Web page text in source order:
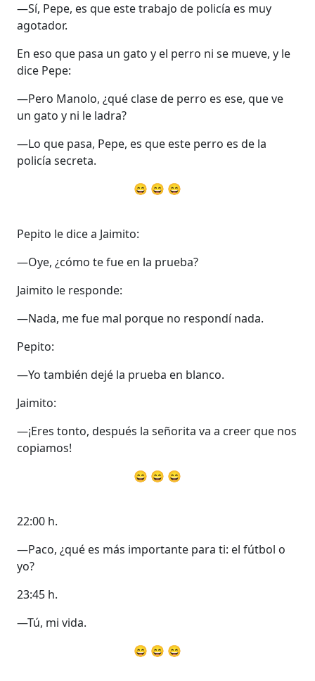
—Sí, Pepe, es que este trabajo de policía es muy
agotador.
En eso que pasa un gato y el perro ni se mueve, y le
dice Pepe:
—Pero Manolo, ¿qué clase de perro es ese, que ve
un gato y ni le ladra?
—Lo que pasa, Pepe, es que este perro es de la
policía secreta.
😄 😄 😄
Pepito le dice a Jaimito:
—Oye, ¿cómo te fue en la prueba?
Jaimito le responde:
—Nada, me fue mal porque no respondí nada.
Pepito:
—Yo también dejé la prueba en blanco.
Jaimito:
—¡Eres tonto, después la señorita va a creer que nos
copiamos!
😄 😄 😄
22:00 h.
—Paco, ¿qué es más importante para ti: el fútbol o
yo?
23:45 h.
—Tú, mi vida.
😄 😄 😄